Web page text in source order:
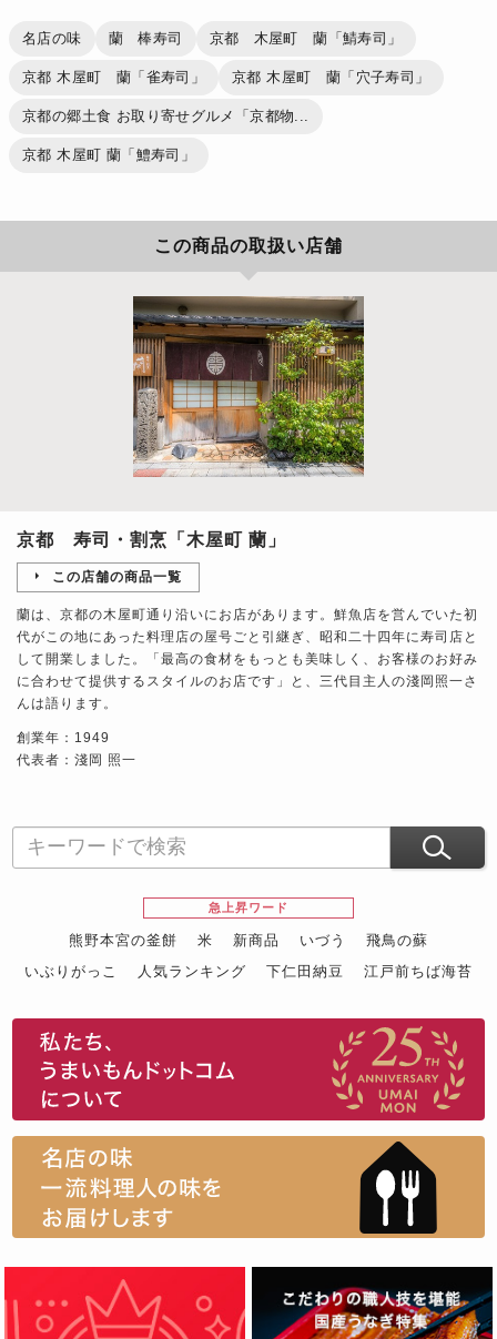
名店の味 蘭 棒寿司 京都 木屋町 蘭「鯖寿司」
京都 木屋町 蘭「雀寿司」 京都 木屋町 蘭「穴子寿司」
京都の郷土食 お取り寄せグルメ「京都物...
京都 木屋町 蘭「鱧寿司」
この商品の取扱い店舗
京都 寿司・割烹「木屋町 蘭」
この店舗の商品一覧
蘭は、京都の木屋町通り沿いにお店があります。鮮魚店を営んでいた初
代がこの地にあった料理店の屋号ごと引継ぎ、昭和二十四年に寿司店と
して開業しました。「最高の食材をもっとも美味しく、お客様のお好み
に合わせて提供するスタイルのお店です」と、三代目主人の淺岡照一さ
んは語ります。
創業年：1949
代表者：淺岡 照一
急上昇ワード
熊野本宮の釜餅 米 新商品 いづう
飛鳥の蘇
いぶりがっこ
人気ランキング 下仁田納豆
江戸前ちば海苔